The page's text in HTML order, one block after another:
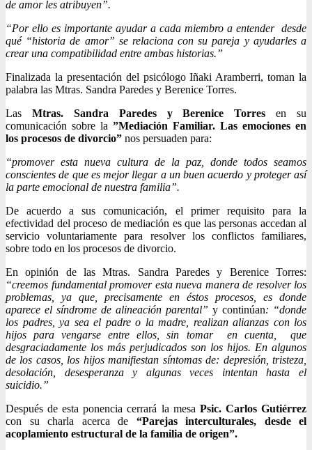
de amor les atribuyen”.
“Por ello es importante ayudar a cada miembro a entender desde
qué “historia de amor” se relaciona con su pareja y ayudarles a
crear una compatibilidad entre ambas historias.”
Finalizada la presentación del psicólogo Iñaki Aramberri, toman la
palabra las Mtras. Sandra Paredes y Berenice Torres.
Las Mtras. Sandra Paredes y Berenice Torres en su
comunicación sobre la ”Mediación Familiar. Las emociones en
los procesos de divorcio” nos persuaden para:
“promover esta nueva cultura de la paz, donde todos seamos
conscientes de que es mejor llegar a un buen acuerdo y proteger así
la parte emocional de nuestra familia”.
De acuerdo a sus comunicación, el primer requisito para la
efectividad del proceso de mediación es que las personas accedan al
servicio voluntariamente para resolver los conflictos familiares,
sobre todo en los procesos de divorcio.
En opinión de las Mtras. Sandra Paredes y Berenice Torres:
“creemos fundamental promover esta nueva manera de resolver los
problemas, ya que, precisamente en éstos procesos, es donde
aparece el síndrome de alineación parental” y continúan: “donde
los padres, ya sea el padre o la madre, realizan alianzas con los
hijos para vengarse entre ellos, sin tomar en cuenta, que
desgraciadamente los más perjudicados son los hijos. En algunos
de los casos, los hijos manifiestan síntomas de: depresión, tristeza,
desolación, desesperanza y algunas veces intentan hasta el
suicidio.”
Después de esta ponencia cerrará la mesa Psic. Carlos Gutiérrez
con su charla acerca de “Parejas interculturales, desde el
acoplamiento estructural de la familia de origen”.